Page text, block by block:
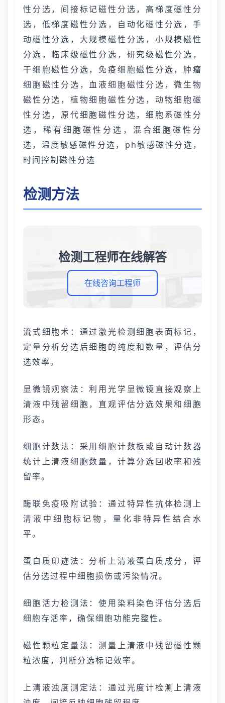
性分选，间接标记磁性分选，高梯度磁性分
选，低梯度磁性分选，自动化磁性分选，手
动磁性分选，大规模磁性分选，小规模磁性
分选，临床级磁性分选，研究级磁性分选，
干细胞磁性分选，免疫细胞磁性分选，肿瘤
细胞磁性分选，血液细胞磁性分选，微生物
磁性分选，植物细胞磁性分选，动物细胞磁
性分选，原代细胞磁性分选，细胞系磁性分
选，稀有细胞磁性分选，混合细胞磁性分
选，温度敏感磁性分选，ph敏感磁性分选，
时间控制磁性分选
检测方法
检测工程师在线解答
在线咨询工程师
流式细胞术：通过激光检测细胞表面标记，
定量分析分选后细胞的纯度和数量，评估分
选效率。
显微镜观察法：利用光学显微镜直接观察上
清液中残留细胞，直观评估分选效果和细胞
形态。
细胞计数法：采用细胞计数板或自动计数器
统计上清液细胞数量，计算分选回收率和残
留率。
酶联免疫吸附试验：通过特异性抗体检测上
清液中细胞标记物，量化非特异性结合水
平。
蛋白质印迹法：分析上清液蛋白质成分，评
估分选过程中细胞损伤或污染情况。
细胞活力检测法：使用染料染色评估分选后
细胞存活率，确保细胞功能完整性。
磁性颗粒定量法：测量上清液中残留磁性颗
粒浓度，判断分选标记效率。
上清液浊度测定法：通过光度计检测上清液